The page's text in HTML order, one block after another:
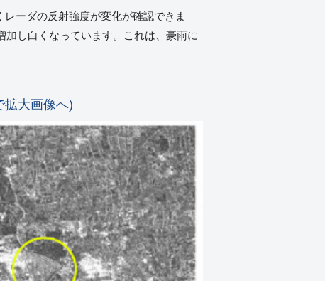
ーダの反射強度が変化が確認できま
し白くなっています。これは、豪雨に
拡大画像へ)